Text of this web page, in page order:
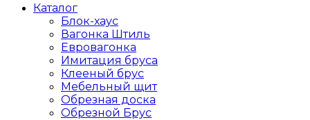
Каталог
Блок-хаус
Вагонка Штиль
Евровагонка
Имитация бруса
Клееный брус
Мебельный щит
Обрезная доска
Обрезной Брус